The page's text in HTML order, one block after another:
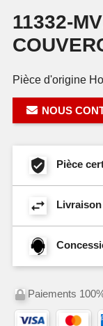
11332-
Pièce d'origine
NOUS
Pièce
Paiements